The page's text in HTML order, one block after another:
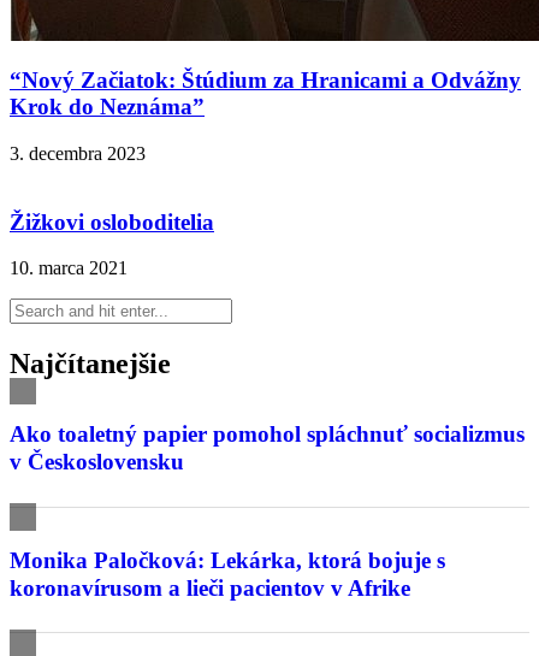
“Nový Začiatok: Štúdium za Hranicami a Odvážny
Krok do Neznáma”
3. decembra 2023
Žižkovi osloboditelia
10. marca 2021
Najčítanejšie
Ako toaletný papier pomohol spláchnuť socializmus
v Československu
Monika Paločková: Lekárka, ktorá bojuje s
koronavírusom a lieči pacientov v Afrike